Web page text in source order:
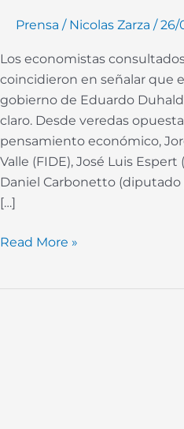
Prensa / Nicolas Zarza /26/
Los economistas
coincidieron en señalar que
gobierno de Eduardo
claro. Desde veredas
pensamiento económico,
Valle (FIDE), José Luis
Daniel Carbonetto (diputado
[…]
Read More »